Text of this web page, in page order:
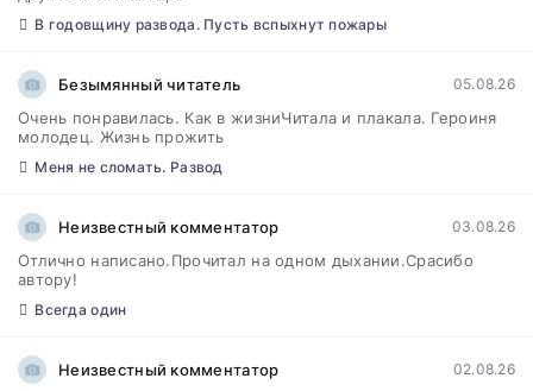
В годовщину развода. Пусть вспыхнут пожары
Безымянный читатель 05.08.26
Очень понравилась. Как в жизниЧитала и плакала. Героиня
молодец. Жизнь прожить
Меня не сломать. Развод
Неизвестный комментатор 03.08.26
Отлично написано.Прочитал на одном дыхании.Срасибо
автору!
Всегда один
Неизвестный комментатор 02.08.26